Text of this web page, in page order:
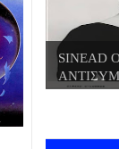
SINEAD